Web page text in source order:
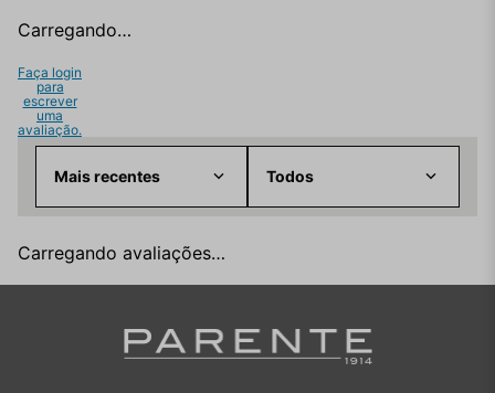
Carregando…
Faça login
para
escrever
uma
avaliação.
Mais recentes Todos
Carregando avaliações…